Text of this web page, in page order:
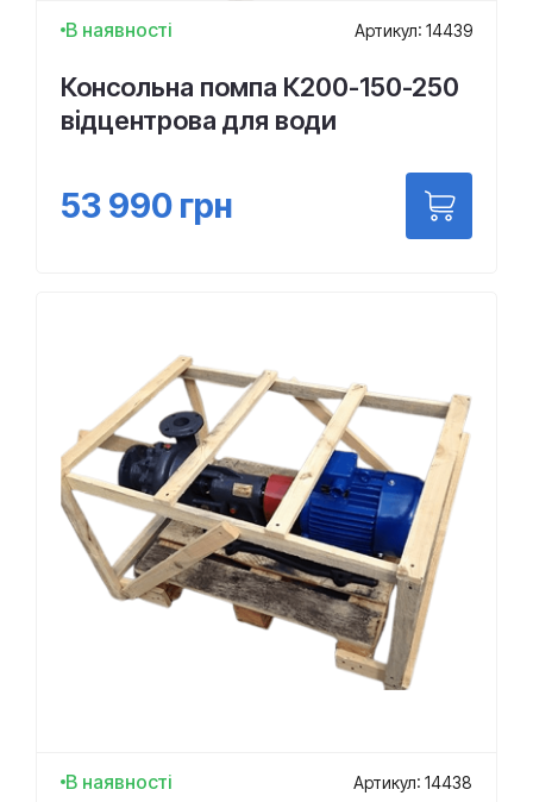
В наявності Артикул: 14439
Консольна помпа К200-150-250
відцентрова для води
53 990 грн
В наявності Артикул: 14438